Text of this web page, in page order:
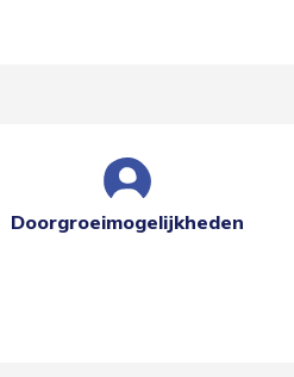
Doorgroeimogelijkheden